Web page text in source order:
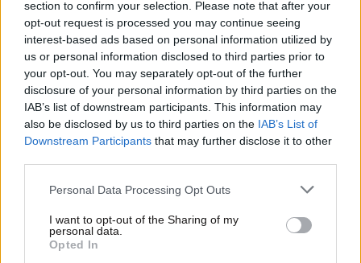
section to confirm your selection. Please note that after your
opt-out request is processed you may continue seeing
interest-based ads based on personal information utilized by
us or personal information disclosed to third parties prior to
your opt-out. You may separately opt-out of the further
disclosure of your personal information by third parties on the
IAB’s list of downstream participants. This information may
also be disclosed by us to third parties on the IAB’s List of
Downstream Participants that may further disclose it to other
Please note that this website/app uses one or more Google
not limited to your visit or usage behaviour. You may click to
grant or deny consent to Google and its third-party tags to
use your data for below specified purposes in below Google
Personal Data Processing Opt Outs
I want to opt-out of the Sharing of my
personal data.
Opted In
20·01·2023 22:57
Ψευτογιατρός: Βίντεο με τον συνεργό του να
διαφημίζει την κλινική στη Γερμανία